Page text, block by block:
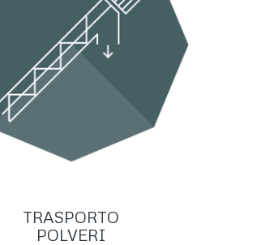
TRASPORTO
POLVERI